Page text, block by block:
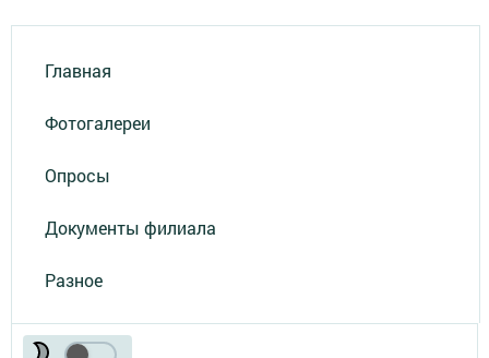
Главная
Фотогалереи
Опросы
Документы филиала
Разное